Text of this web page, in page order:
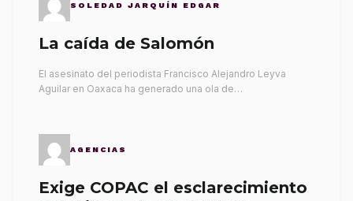
SOLEDAD JARQUÍN EDGAR
La caída de Salomón
El asesinato del periodista Francisco Alejandro Leyva
Aguilar en Oaxaca ha generado una ola de…
AGENCIAS
Exige COPAC el esclarecimiento